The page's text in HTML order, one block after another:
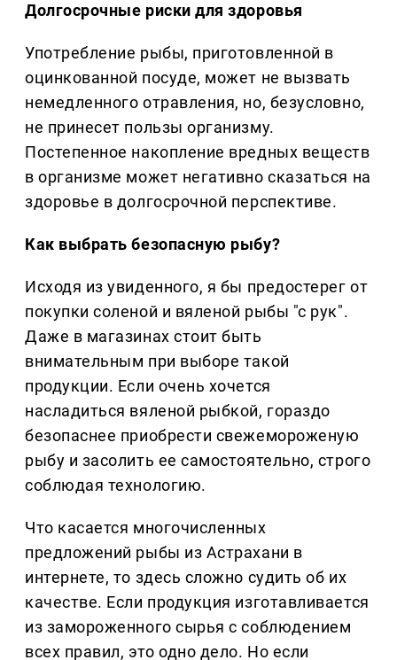
Долгосрочные риски для здоровья
Употребление рыбы, приготовленной в
оцинкованной посуде, может не вызвать
немедленного отравления, но, безусловно,
не принесет пользы организму.
Постепенное накопление вредных веществ
в организме может негативно сказаться на
здоровье в долгосрочной перспективе.
Как выбрать безопасную рыбу?
Исходя из увиденного, я бы предостерег от
покупки соленой и вяленой рыбы "с рук".
Даже в магазинах стоит быть
внимательным при выборе такой
продукции. Если очень хочется
насладиться вяленой рыбкой, гораздо
безопаснее приобрести свежемороженую
рыбу и засолить ее самостоятельно, строго
соблюдая технологию.
Что касается многочисленных
предложений рыбы из Астрахани в
интернете, то здесь сложно судить об их
качестве. Если продукция изготавливается
из замороженного сырья с соблюдением
всех правил, это одно дело. Но если